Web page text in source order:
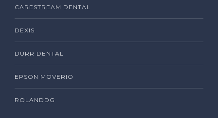
CARESTREAM DENTAL
DEXIS
DÜRR DENTAL
EPSON MOVERIO
ROLANDDG